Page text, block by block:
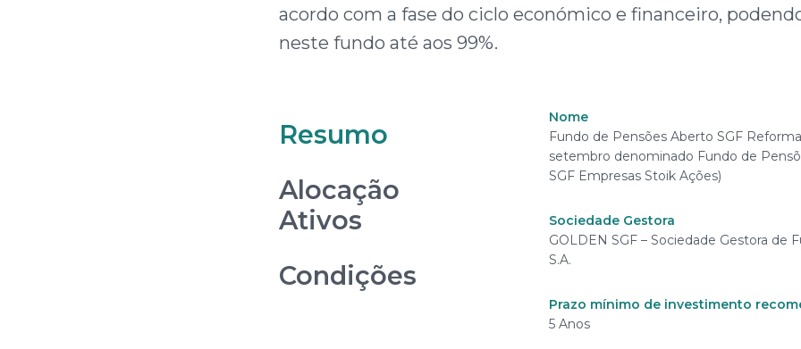
acordo com a fase do ciclo económico e financeiro,
neste fundo até aos 99%.
Resumo
Nome
Fundo de Pensões Aberto SGF
setembro denominado Fundo de
SGF Empresas Stoik Ações)
Sociedade Gestora
GOLDEN SGF – Sociedade Gestora de
S.A.
Prazo mínimo de investimento
5 Anos
Alocação
Ativos
Tabela de dados
OBRIGAÇÕES
IMOBILIÁRIO
LIQUIDEZ
Condições
Montante máximo de subscrição: Não
Comissões de Gestão: Até 1,5%
à taxa de 4%, de acordo com a